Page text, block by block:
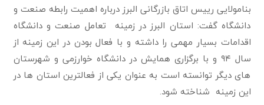
بنامولایی رییس اتاق بازرگانی البرز درباره اهمیت رابطه صنعت و
دانشگاه گفت: استان البرز در زمینه تعامل صنعت و دانشگاه
اقدامات بسیار مهمی را داشته و با فعال بودن در این زمینه از
سال ۹۴ و با برگزاری همایش در دانشگاه خوارزمی و شهرستان
های دیگر توانسته است به عنوان یکی از فعالترین استان ها در
این زمینه شناخته شود.